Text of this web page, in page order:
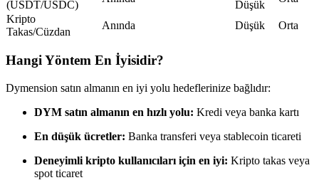
Kopya Tüccarı Olun
Kâr paylaşımı ve kopya ticaret komisyonlarının tadını çıkarın
(USDT/USDC)
Düşük
Kripto
Takas/Cüzdan
Anında Düşük Orta
Hangi Yöntem En İyisidir?
Dymension satın almanın en iyi yolu hedeflerinize bağlıdır:
DYM satın almanın en hızlı yolu: Kredi veya banka kartı
En düşük ücretler: Banka transferi veya stablecoin ticareti
Deneyimli kripto kullanıcıları için en iyi: Kripto takas veya
spot ticaret